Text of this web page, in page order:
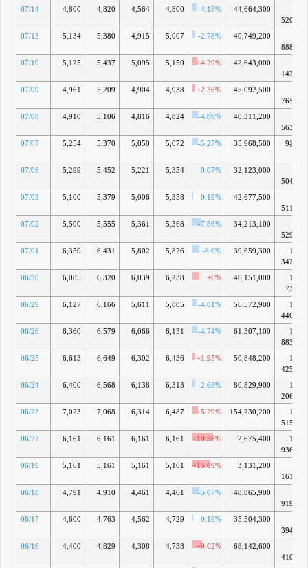
07/14
4,800 4,820 4,564 4,800 -4.13% 44,664,300
5208億
07/13
5,134 5,380 4,915 5,007 -2.78% 40,749,200
8883億
07/10
5,125 5,437 5,095 5,150 +4.29% 42,643,000
1421億
07/09
4,961 5,209 4,904 4,938 +2.36% 45,092,500
7658億
07/08
4,910 5,106 4,816 4,824 -4.89% 40,311,200
5634億
07/07
5,254 5,370 5,050 5,072 -5.27% 35,968,500
9兆37
07/06
5,299 5,452 5,221 5,354 -0.07% 32,123,000
5043億
07/03
5,100 5,379 5,006 5,358 -0.19% 42,677,500
5114億
07/02
5,500 5,555 5,361 5,368 -7.86% 34,213,100
5291億
07/01
6,350 6,431 5,802 5,826 -6.6% 39,659,300
10兆
3422億
06/30
6,085 6,320 6,039 6,238 +6% 46,151,000
11兆
735億
06/29
6,127 6,166 5,611 5,885 -4.01% 56,572,900
10兆
4469億
06/26
6,360 6,579 6,066 6,131 -4.74% 61,307,100
10兆
8836億
06/25
6,613 6,649 6,302 6,436 +1.95% 50,848,200
11兆
4250億
06/24
6,400 6,568 6,138 6,313 -2.68% 80,829,900
11兆
2067億
06/23
7,023 7,068 6,314 6,487 +5.29% 154,230,200
11兆
5155億
06/22
6,161 6,161 6,161 6,161 +19.38% 2,675,400
10兆
9368億
06/19
5,161 5,161 5,161 5,161 +15.69% 3,131,200
1617億
06/18
4,791 4,910 4,461 4,461 -5.67% 48,865,900
9190億
06/17
4,600 4,763 4,562 4,729 -0.19% 35,504,300
3948億
06/16
4,400 4,829 4,308 4,738 +9.02% 68,142,600
4108億